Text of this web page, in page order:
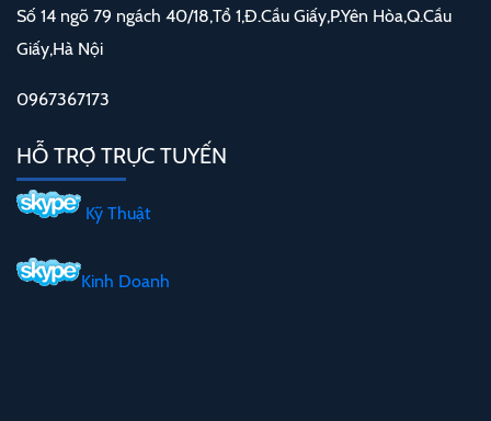
Số 14 ngõ 79 ngách 40/18,Tổ 1,Đ.Cầu Giấy,P.Yên Hòa,Q.Cầu
Giấy,Hà Nội
0967367173
HỖ TRỢ TRỰC TUYẾN
Kỹ Thuật
Kinh Doanh